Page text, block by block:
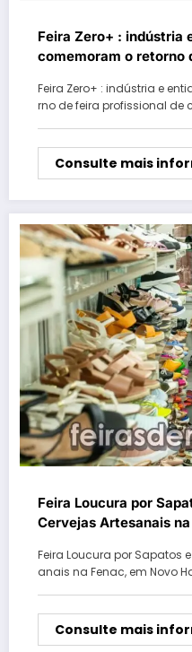
Feira Zero+ : indústria
comemoram o retorno
Feira Zero+ : indústria e
rno de feira profissional de
Consulte mais
Feira Loucura por
Cervejas Artesanais
Feira Loucura por Sapatos
anais na Fenac, em Novo
Consulte mais